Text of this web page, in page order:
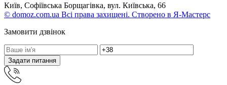
Київ, Софіївська Борщагівка, вул. Київська, 66
© domoz.com.ua Всі права захищені. Створено в Я-Мастерс
Замовити дзвінок
Задати питання